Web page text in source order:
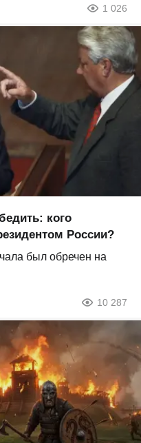
1 026
кого
России?
был обречен на
10 287